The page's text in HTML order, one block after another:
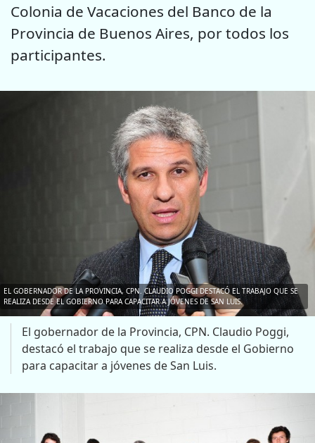
Colonia de Vacaciones del Banco de la
Provincia de Buenos Aires, por todos los
participantes.
EL GOBERNADOR DE LA PROVINCIA, CPN. CLAUDIO POGGI DESTACÓ EL TRABAJO QUE SE
REALIZA DESDE EL GOBIERNO PARA CAPACITAR A JÓVENES DE SAN LUIS.
El gobernador de la Provincia, CPN. Claudio Poggi,
destacó el trabajo que se realiza desde el Gobierno
para capacitar a jóvenes de San Luis.